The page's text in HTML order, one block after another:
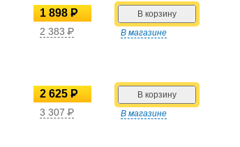
В магазине
1 898 P
УБ.
2 383P
В магазине
2 625 P
УБ.
3 307P